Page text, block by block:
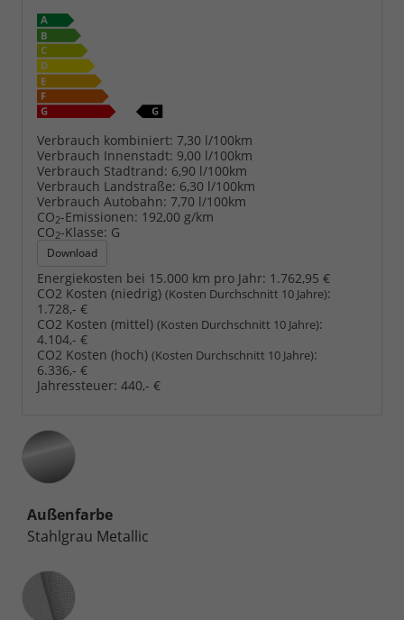
Verbrauch kombiniert: 7,30 l/100km
Verbrauch Innenstadt: 9,00 l/100km
Verbrauch Stadtrand: 6,90 l/100km
Verbrauch Landstraße: 6,30 l/100km
Verbrauch Autobahn: 7,70 l/100km
CO2-Emissionen: 192,00 g/km
CO2-Klasse: G
Download
Energiekosten bei 15.000 km pro Jahr: 1.762,95 €
CO2 Kosten (niedrig) (Kosten Durchschnitt 10 Jahre):
1.728,- €
CO2 Kosten (mittel) (Kosten Durchschnitt 10 Jahre):
4.104,- €
CO2 Kosten (hoch) (Kosten Durchschnitt 10 Jahre):
6.336,- €
Jahressteuer: 440,- €
Außenfarbe
Stahlgrau Metallic
Innenausstattung